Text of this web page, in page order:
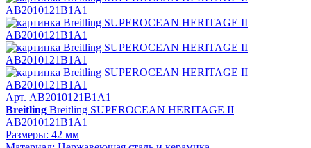
Арт. AB2010121B1A1
Breitling Breitling SUPEROCEAN HERITAGE II
AB2010121B1A1
Размеры: 42 мм